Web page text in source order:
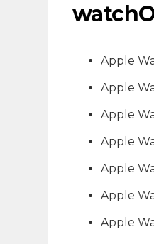
Apple
Apple
Apple
Apple
Apple
Apple
Apple